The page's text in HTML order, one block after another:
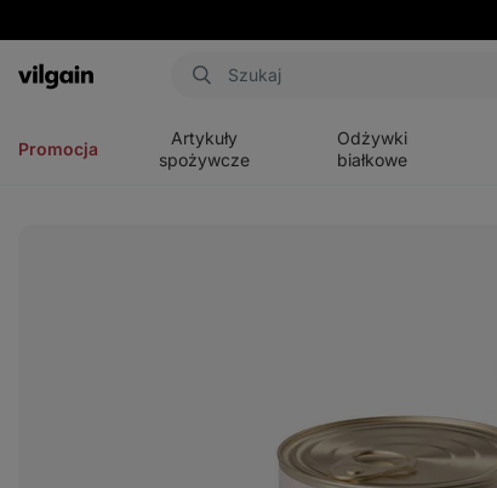
Aktin
Promocja
Artykuły
spożywcze
Odżywki
białkowe